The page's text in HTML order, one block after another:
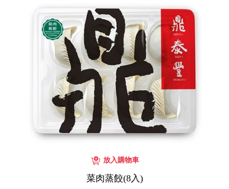
菜肉蒸餃(8入)